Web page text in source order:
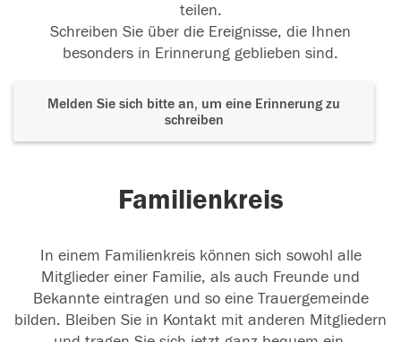
teilen.
Schreiben Sie über die Ereignisse, die Ihnen
besonders in Erinnerung geblieben sind.
Melden Sie sich bitte an, um eine Erinnerung zu
schreiben
Familienkreis
In einem Familienkreis können sich sowohl alle
Mitglieder einer Familie, als auch Freunde und
Bekannte eintragen und so eine Trauergemeinde
bilden. Bleiben Sie in Kontakt mit anderen Mitgliedern